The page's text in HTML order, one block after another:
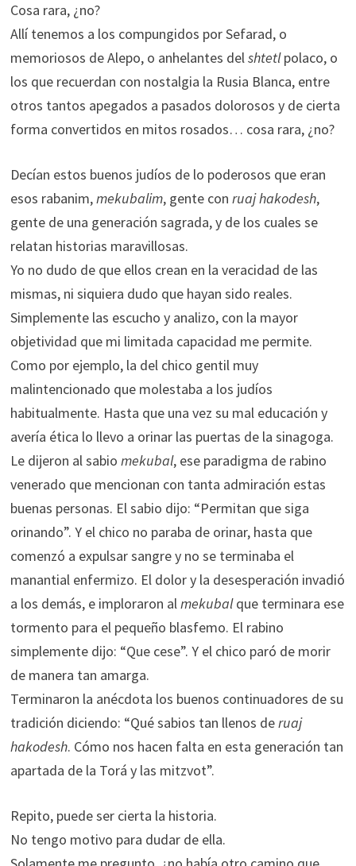
Cosa rara, ¿no?
Allí tenemos a los compungidos por Sefarad, o
memoriosos de Alepo, o anhelantes delshtetlpolaco, o
los que recuerdan con nostalgia la Rusia Blanca, entre
otros tantos apegados a pasados dolorosos y de cierta
forma convertidos en mitos rosados… cosa rara, ¿no?
Decían estos buenos judíos de lo poderosos que eran
esos rabanim,mekubalim, gente con ruaj hakodesh,
gente de una generación sagrada, y de los cuales se
relatan historias maravillosas.
Yo no dudo de que ellos crean en la veracidad de las
mismas, ni siquiera dudo que hayan sido reales.
Simplemente las escucho y analizo, con la mayor
objetividad que mi limitada capacidad me permite.
Como por ejemplo, la del chico gentil muy
malintencionado que molestaba a los judíos
habitualmente. Hasta que una vez su mal educación y
avería ética lo llevo a orinar las puertas de la sinagoga.
Le dijeron al sabio mekubal, ese paradigma de rabino
venerado que mencionan con tanta admiración estas
buenas personas. El sabio dijo: “Permitan que siga
orinando”. Y el chico no paraba de orinar, hasta que
comenzó a expulsar sangre y no se terminaba el
manantial enfermizo. El dolor y la desesperación invadió
a los demás, e imploraron almekubalque terminara ese
tormento para el pequeño blasfemo. El rabino
simplemente dijo: “Que cese”. Y el chico paró de morir
de manera tan amarga.
Terminaron la anécdota los buenos continuadores de su
tradición diciendo: “Qué sabios tan llenos deruaj
hakodesh. Cómo nos hacen falta en esta generación tan
apartada de la Torá y las mitzvot”.
Repito, puede ser cierta la historia.
No tengo motivo para dudar de ella.